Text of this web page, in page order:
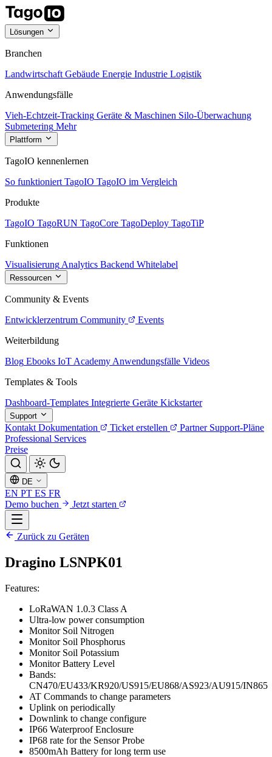
Lösungen
Branchen
Landwirtschaft Gebäude Energie Industrie Logistik
Anwendungsfälle
Vieh-Echtzeit-Tracking Geräte & Maschinen Silo-Überwachung
Submetering Mehr
Plattform
TagoIO kennenlernen
So funktioniert TagoIO TagoIO im Vergleich
Produkte
TagoIO TagoRUN TagoCore TagoDeploy TagoTiP
Funktionen
Visualisierung Analytics Backend Whitelabel
Ressourcen
Community & Events
Entwicklerzentrum Community
Events
Weiterbildung
Blog Ebooks IoT Academy Anwendungsfälle Videos
Templates & Tools
Dashboard-Templates Integrierte Geräte Kickstarter
Support
Kontakt Dokumentation Ticket erstellen Partner Support-Pläne
Professional Services
Preise
DE
EN PT ES FR
Demo buchen
Jetzt starten
Zurück zu Geräten
Dragino LSNPK01
Features:
LoRaWAN 1.0.3 Class A
Ultra-low power consumption
Monitor Soil Nitrogen
Monitor Soil Phosphorus
Monitor Soil Potassium
Monitor Battery Level
Bands:
CN470/EU433/KR920/US915/EU868/AS923/AU915/IN865
AT Commands to change parameters
Uplink on periodically
Downlink to change configure
IP66 Waterproof Enclosure
IP68 rate for the Sensor Probe
8500mAh Battery for long term use